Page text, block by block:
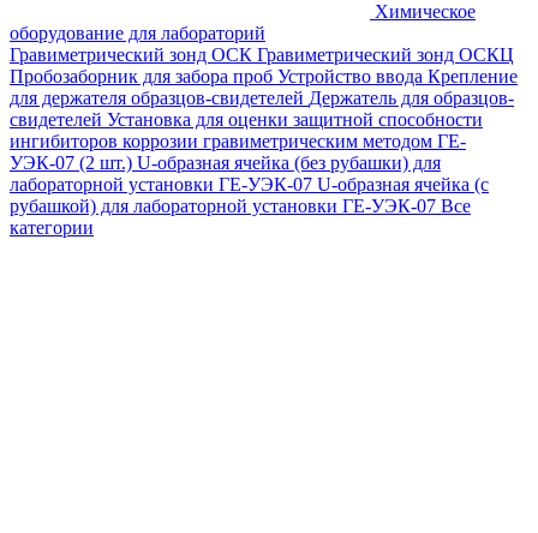
Химическое
оборудование для лабораторий
Гравиметрический зонд ОСК Гравиметрический зонд ОСКЦ
Пробозаборник для забора проб Устройство ввода Крепление
для держателя образцов-свидетелей Держатель для образцов-
свидетелей Установка для оценки защитной способности
ингибиторов коррозии гравиметрическим методом ГЕ-
УЭК-07 (2 шт.) U-образная ячейка (без рубашки) для
лабораторной установки ГЕ-УЭК-07 U-образная ячейка (с
рубашкой) для лабораторной установки ГЕ-УЭК-07 Все
категории